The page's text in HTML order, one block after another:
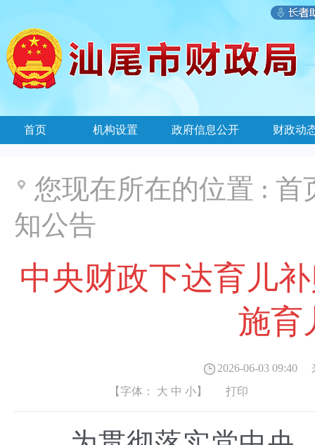
首页 机构设置 政府信息公开 财政动
您现在所在的位置 : 首
知公告
中央财政下达育儿
施育
2026-06-03 09:40
【字体： 大 中 小】 打印